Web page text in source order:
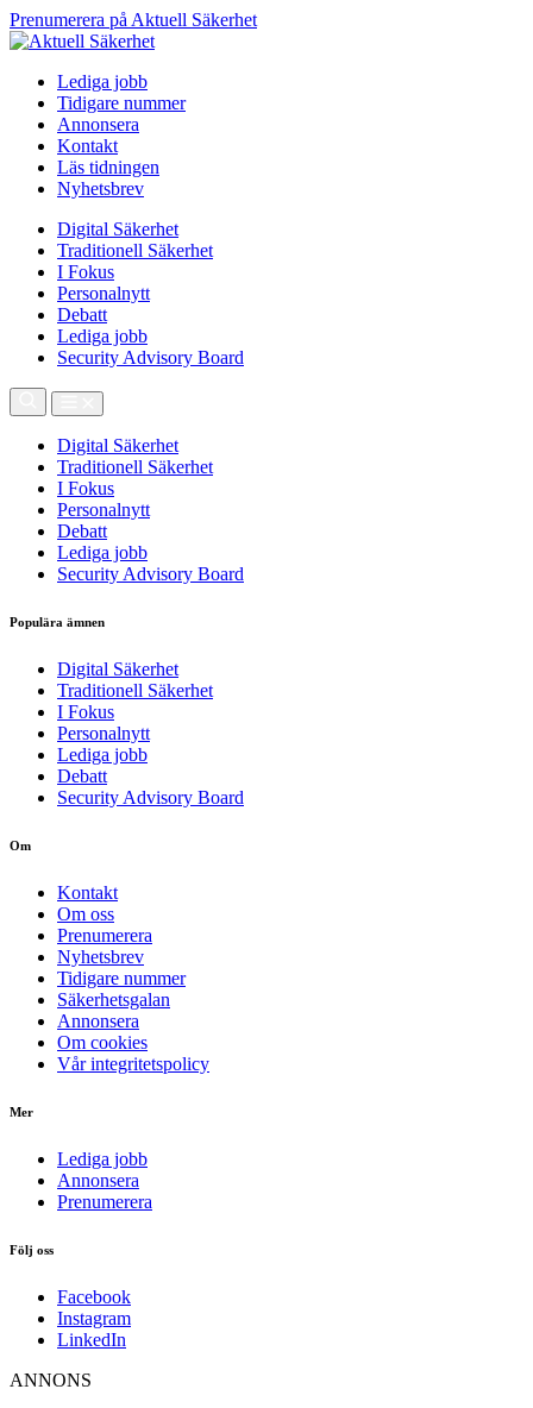
Prenumerera på Aktuell Säkerhet
Lediga jobb
Tidigare nummer
Annonsera
Kontakt
Läs tidningen
Nyhetsbrev
Digital Säkerhet
Traditionell Säkerhet
I Fokus
Personalnytt
Debatt
Lediga jobb
Security Advisory Board
Digital Säkerhet
Traditionell Säkerhet
I Fokus
Personalnytt
Debatt
Lediga jobb
Security Advisory Board
Populära ämnen
Digital Säkerhet
Traditionell Säkerhet
I Fokus
Personalnytt
Lediga jobb
Debatt
Security Advisory Board
Om
Kontakt
Om oss
Prenumerera
Nyhetsbrev
Tidigare nummer
Säkerhetsgalan
Annonsera
Om cookies
Vår integritetspolicy
Mer
Lediga jobb
Annonsera
Prenumerera
Följ oss
Facebook
Instagram
LinkedIn
ANNONS